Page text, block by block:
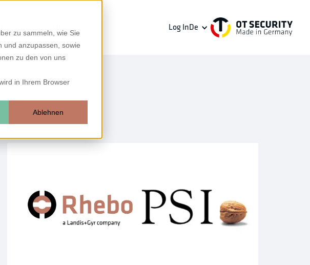
zu sammeln, wie Sie
und anzupassen, sowie
zu den von uns
in Ihrem Browser
Ablehnen
Log InDe